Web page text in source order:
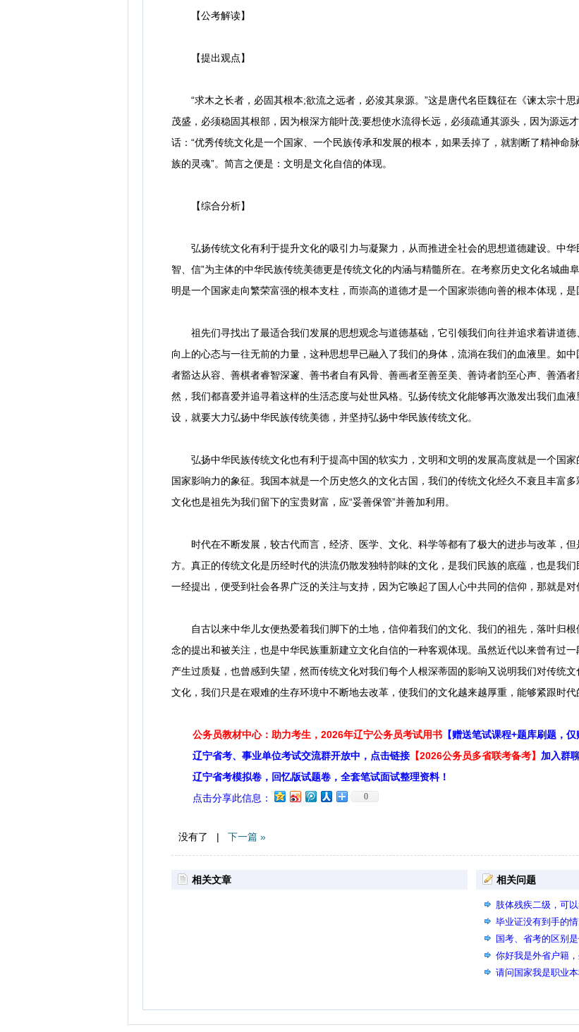
【公考解读】
【提出观点】
“求木之长者，必固其根本;欲流之远者，必浚其泉源。”这是唐代名臣魏征在《谏太宗十
茂盛，必须稳固其根部，因为根深方能叶茂;要想使水流得长远，必须疏通其源头，因为源远
话：“优秀传统文化是一个国家、一个民族传承和发展的根本，如果丢掉了，就割断了精神命
族的灵魂”。简言之便是：文明是文化自信的体现。
【综合分析】
弘扬传统文化有利于提升文化的吸引力与凝聚力，从而推进全社会的思想道德建设。中华
智、信”为主体的中华民族传统美德更是传统文化的内涵与精髓所在。在考察历史文化名城曲
明是一个国家走向繁荣富强的根本支柱，而崇高的道德才是一个国家崇德向善的根本体现，是
祖先们寻找出了最适合我们发展的思想观念与道德基础，它引领我们向往并追求着讲道德
向上的心态与一往无前的力量，这种思想早已融入了我们的身体，流淌在我们的血液里。如
者豁达从容、善棋者睿智深邃、善书者自有风骨、善画者至善至美、善诗者韵至心声、善酒
然，我们都喜爱并追寻着这样的生活态度与处世风格。弘扬传统文化能够再次激发出我们血
设，就要大力弘扬中华民族传统美德，并坚持弘扬中华民族传统文化。
弘扬中华民族传统文化也有利于提高中国的软实力，文明和文明的发展高度就是一个国家
国家影响力的象征。我国本就是一个历史悠久的文化古国，我们的传统文化经久不衰且丰富
文化也是祖先为我们留下的宝贵财富，应“妥善保管”并善加利用。
时代在不断发展，较古代而言，经济、医学、文化、科学等都有了极大的进步与改革，但
方。真正的传统文化是历经时代的洪流仍散发独特韵味的文化，是我们民族的底蕴，也是我
一经提出，便受到社会各界广泛的关注与支持，因为它唤起了国人心中共同的信仰，那就是对
自古以来中华儿女便热爱着我们脚下的土地，信仰着我们的文化、我们的祖先，落叶归根
念的提出和被关注，也是中华民族重新建立文化自信的一种客观体现。虽然近代以来曾有过
产生过质疑，也曾感到失望，然而传统文化对我们每个人根深蒂固的影响又说明我们对传统
文化，我们只是在艰难的生存环境中不断地去改革，使我们的文化越来越厚重，能够紧跟时代
公务员教材中心：助力考生，2026年辽宁公务员考试用书 【赠送笔试课程+题库刷题，仅
辽宁省考、事业单位考试交流群开放中，点击链接 【2026公务员多省联考备考】 加入群
辽宁省考模拟卷，回忆版试题卷，全套笔试面试整理资料！
点击分享此信息：
0
没有了 | 下一篇 »
相关文章 相关问题
肢体残疾二级，可
毕业证没有到手的
国考、省考的区别
你好我是外省户籍
能参加2026年上半
请问国家我是职业